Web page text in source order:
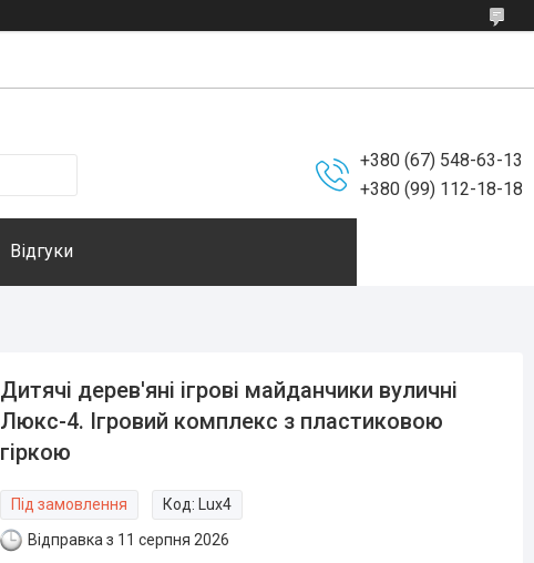
+380 (67) 548-63-13
+380 (99) 112-18-18
Відгуки
Дитячі дерев'яні ігрові майданчики вуличні
Люкс-4. Ігровий комплекс з пластиковою
гіркою
Під замовлення Код:
Lux4
Відправка з 11 серпня 2026